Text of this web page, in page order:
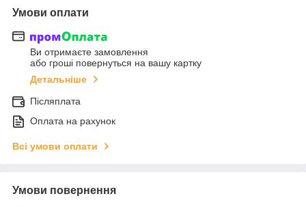
Умови оплати
Ви отримаєте замовлення
або гроші повернуться на вашу картку
Детальніше
Післяплата
Оплата на рахунок
Всі умови оплати
Умови повернення